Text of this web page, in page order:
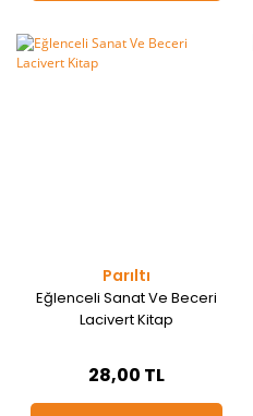
Parıltı
Eğlenceli Sanat Ve Beceri
Lacivert Kitap
28,00 TL